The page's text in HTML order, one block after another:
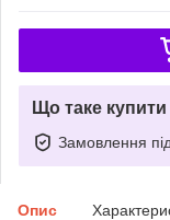
Що таке
Замовлення
Опис